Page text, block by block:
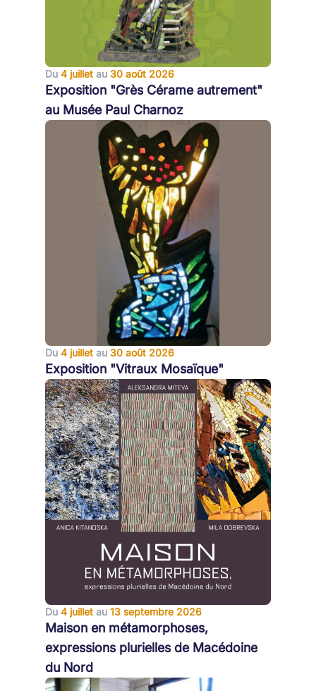
Du 4 juillet au 30 août 2026
Exposition "Grès Cérame autrement"
au Musée Paul Charnoz
Du 4 juillet au 30 août 2026
Exposition "Vitraux Mosaïque"
Du 4 juillet au 13 septembre 2026
Maison en métamorphoses,
expressions plurielles de Macédoine
du Nord